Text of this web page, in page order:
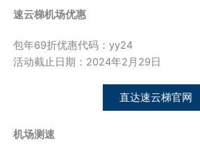
速云梯机场优惠
包年69折优惠代码：yy24
活动截止日期：2024年2月29日
直达速云梯官网
机场测速